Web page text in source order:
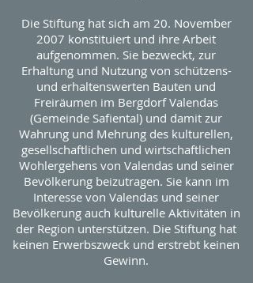
Die Stiftung hat sich am 20. November
2007 konstituiert und ihre Arbeit
aufgenommen. Sie bezweckt, zur
Erhaltung und Nutzung von schützens-
und erhaltenswerten Bauten und
Freiräumen im Bergdorf Valendas
(Gemeinde Safiental) und damit zur
Wahrung und Mehrung des kulturellen,
gesellschaftlichen und wirtschaftlichen
Wohlergehens von Valendas und seiner
Bevölkerung beizutragen. Sie kann im
Interesse von Valendas und seiner
Bevölkerung auch kulturelle Aktivitäten in
der Region unterstützen. Die Stiftung hat
keinen Erwerbszweck und erstrebt keinen
Gewinn.